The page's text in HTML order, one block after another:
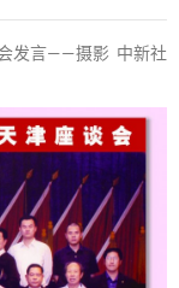
发言——摄影 中新社